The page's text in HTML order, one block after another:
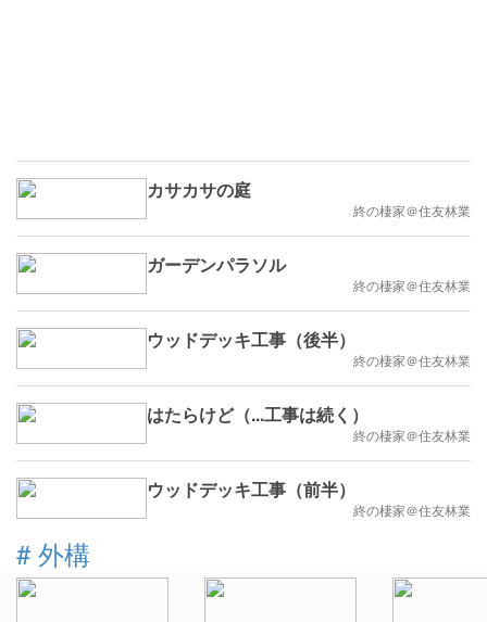
カサカサの庭
終の棲家＠住友林業
ガーデンパラソル
終の棲家＠住友林業
ウッドデッキ工事（後半）
終の棲家＠住友林業
はたらけど（...工事は続く）
終の棲家＠住友林業
ウッドデッキ工事（前半）
終の棲家＠住友林業
# 外構